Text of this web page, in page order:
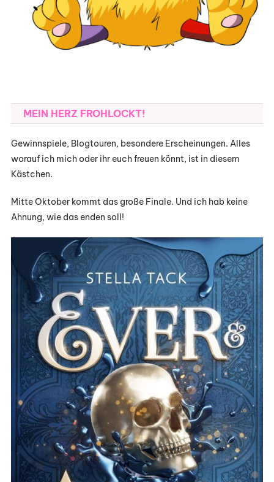
MEIN HERZ FROHLOCKT!
Gewinnspiele, Blogtouren, besondere Erscheinungen. Alles
worauf ich mich oder ihr euch freuen könnt, ist in diesem
Kästchen.
Mitte Oktober kommt das große Finale. Und ich hab keine
Ahnung, wie das enden soll!